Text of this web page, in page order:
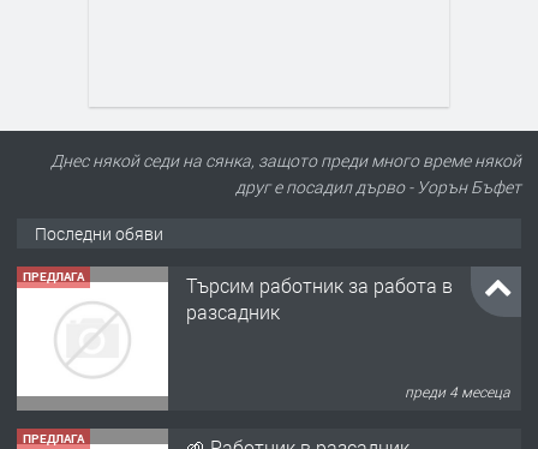
Днес някой седи на сянка, защото преди много време някой
друг е посадил дърво - Уорън Бъфет
Последни обяви
ПРЕДЛАГА
Търсим работник за работа в
разсадник
преди 4 месеца
ПРЕДЛАГА